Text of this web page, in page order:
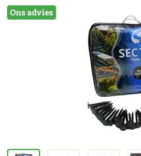
Ons advies